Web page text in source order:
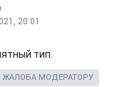
20:01
тип.
ЖАЛОБА МОДЕРАТОРУ